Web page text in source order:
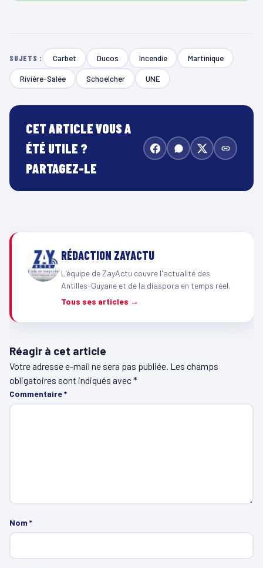
SUJETS : Carbet Ducos Incendie Martinique
Rivière-Salée Schoelcher UNE
CET ARTICLE VOUS A
ÉTÉ UTILE ?
PARTAGEZ-LE
RÉDACTION ZAYACTU
L'équipe de ZayActu couvre l'actualité des
Antilles-Guyane et de la diaspora en temps réel.
Tous ses articles →
Réagir à cet article
Votre adresse e-mail ne sera pas publiée. Les champs
obligatoires sont indiqués avec*
Commentaire*
Nom *